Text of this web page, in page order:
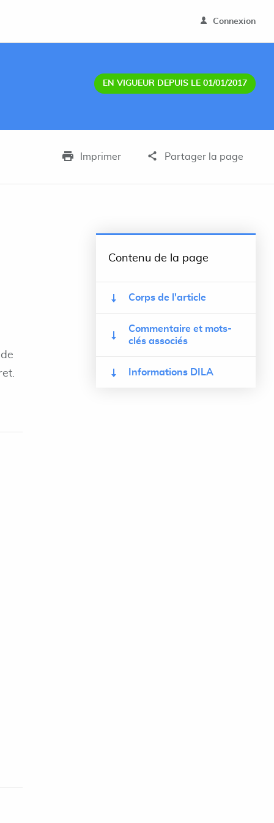
Connexion
EN VIGUEUR DEPUIS LE 01/01/2017
Imprimer Partager la page
Contenu de la page
Corps de l'article
Commentaire et mots-
clés associés
Informations DILA